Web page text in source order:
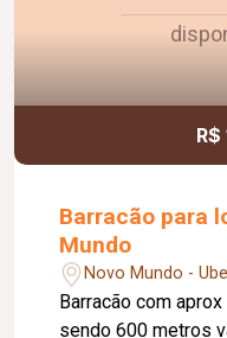
Barracão para
Mundo
Novo Mundo -
Barracão com
sendo 600 metros